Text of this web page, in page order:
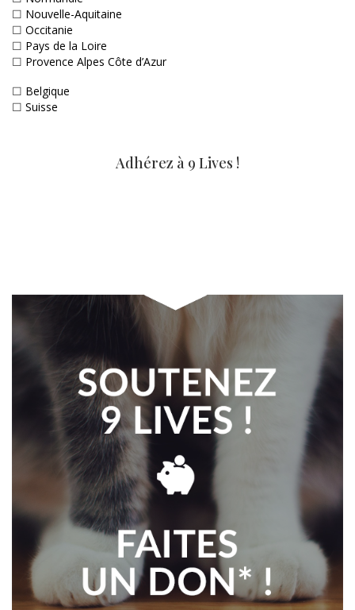
☐ Nouvelle-Aquitaine
☐ Occitanie
☐ Pays de la Loire
☐ Provence Alpes Côte d’Azur
☐ Belgique
☐ Suisse
Adhérez à 9 Lives !